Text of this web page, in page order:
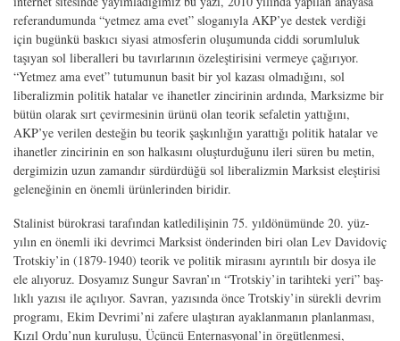
referandumunda “yetmez ama evet” sloganıyla AKP’ye destek verdiği
için bugünkü baskıcı siyasi atmosferin oluşumunda ciddi sorumluluk
taşıyan sol liberalleri bu tavırlarının özeleştirisini vermeye çağırıyor.
“Yetmez ama evet” tutumunun basit bir yol kazası olmadığını, sol
liberalizmin politik hatalar ve ihanetler zincirinin ardında, Marksizme bir
bütün olarak sırt çevirmesinin ürünü olan teorik sefaletin yattığını,
AKP’ye verilen desteğin bu teorik şaşkınlığın yarattığı politik hatalar ve
ihanetler zincirinin en son halkasını oluşturduğunu ileri süren bu metin,
dergimizin uzun zamandır sürdürdüğü sol liberalizmin Marksist eleştirisi
geleneğinin en önemli ürünlerinden biridir.
Stalinist bürokrasi tarafından katledilişinin 75. yıldönümünde 20. yüz-
yılın en önemli iki devrimci Marksist önderinden biri olan Lev Davidoviç
Trotskiy’in (1879-1940) teorik ve politik mirasını ayrıntılı bir dosya ile
ele alıyoruz. Dosyamız Sungur Savran’ın “Trotskiy’in tarihteki yeri” baş-
lıklı yazısı ile açılıyor. Savran, yazısında önce Trotskiy’in sürekli devrim
programı, Ekim Devrimi’ni zafere ulaştıran ayaklanmanın planlanması,
Kızıl Ordu’nun kuruluşu, Üçüncü Enternasyonal’in örgütlenmesi,